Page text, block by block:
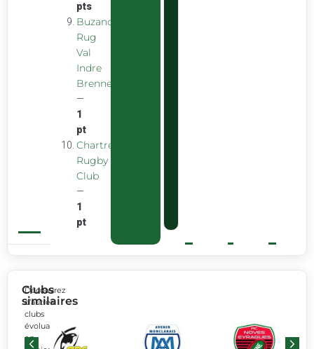
pts
Buzancais
Rug
Val
Indre
Brenne
—
1
pt
Chartreuse
Rugby
Club
—
1
pt
Clubs
similaires
Découvrez
d’autres
clubs
évoluant
en